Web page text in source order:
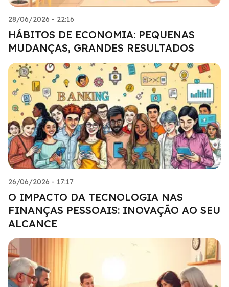
28/06/2026 - 22:16
HÁBITOS DE ECONOMIA: PEQUENAS
MUDANÇAS, GRANDES RESULTADOS
26/06/2026 - 17:17
O IMPACTO DA TECNOLOGIA NAS
FINANÇAS PESSOAIS: INOVAÇÃO AO SEU
ALCANCE